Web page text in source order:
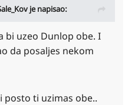
je napisao:
bi uzeo Dunlop obe. I
da posaljes nekom
posto ti uzimas obe..